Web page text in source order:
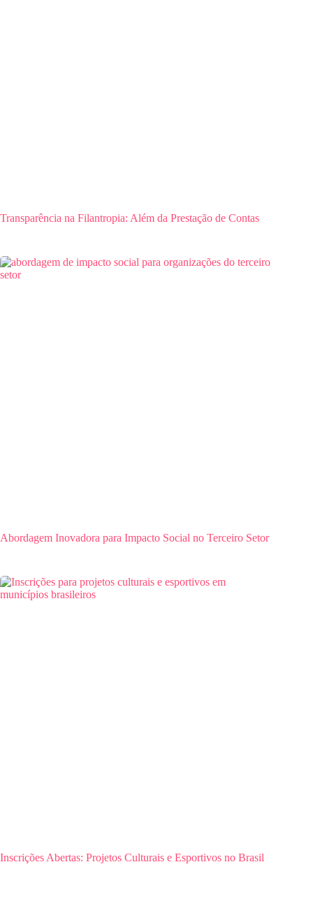
Transparência na Filantropia: Além da Prestação de Contas
Abordagem Inovadora para Impacto Social no Terceiro Setor
Inscrições Abertas: Projetos Culturais e Esportivos no Brasil